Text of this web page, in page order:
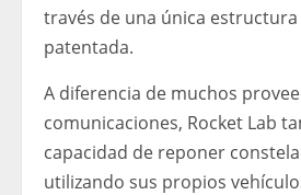
través de una única
patentada.
A diferencia de muchos
comunicaciones, Rocket Lab
capacidad de reponer
utilizando sus propios